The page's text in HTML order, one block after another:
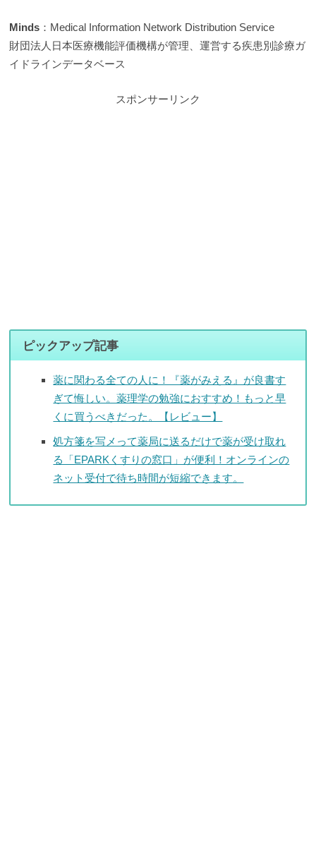
Minds ：Medical Information Network Distribution Service
財団法人日本医療機能評価機構が管理、運営する疾患別診療ガ
イドラインデータベース
スポンサーリンク
ピックアップ記事
薬に関わる全ての人に！『薬がみえる』が良書す
ぎて悔しい。薬理学の勉強におすすめ！もっと早
くに買うべきだった。【レビュー】
処方箋を写メって薬局に送るだけで薬が受け取れ
る「EPARKくすりの窓口」が便利！オンラインの
ネット受付で待ち時間が短縮できます。